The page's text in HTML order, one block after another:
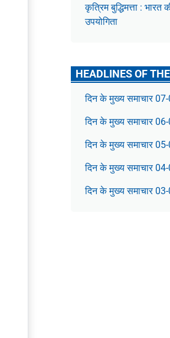
कृत्रिम बुद्धिमत्ता :
उपयोगिता
HEADLINES OF
दिन के मुख्य समाचार
दिन के मुख्य समाचार
दिन के मुख्य समाचार
दिन के मुख्य समाचार
दिन के मुख्य समाचार